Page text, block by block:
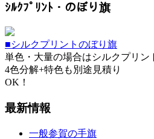
ｼﾙｸﾌﾟﾘﾝﾄ・のぼり旗
■シルクプリントのぼり旗
単色・大量の場合はシルクプリン
4色分解+特色も別途見積り
OK！
最新情報
一般参賀の手旗